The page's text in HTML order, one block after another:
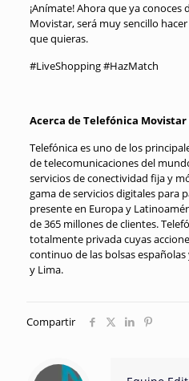
¡Anímate! Ahora que ya conoces
Movistar, será muy sencillo
que quieras.
#LiveShopping #HazMatch
Acerca de Telefónica
Telefónica es uno de los
de telecomunicaciones del
servicios de conectividad fija y
gama de servicios digitales para
presente en Europa y
de 365 millones de clientes.
totalmente privada cuyas
continuo de las bolsas
y Lima.
Compartir